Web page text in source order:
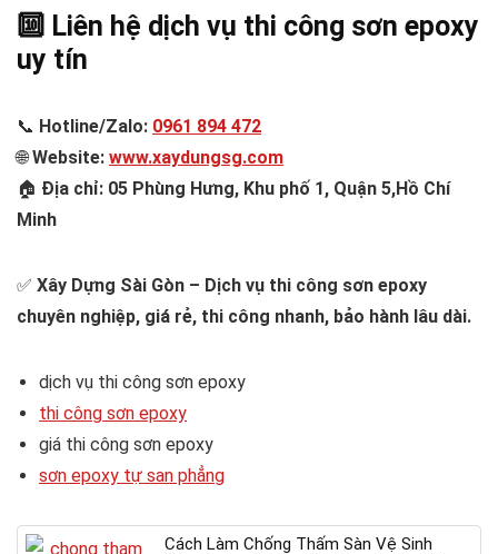
🔟 Liên hệ dịch vụ thi công sơn epoxy
uy tín
📞 Hotline/Zalo: 0961 894 472
🌐Website: www.xaydungsg.com
🏠 Địa chỉ: 05 Phùng Hưng, Khu phố 1, Quận 5,Hồ Chí
Minh
✅ Xây Dựng Sài Gòn – Dịch vụ thi công sơn epoxy
chuyên nghiệp, giá rẻ, thi công nhanh, bảo hành lâu dài.
dịch vụ thi công sơn epoxy
thi công sơn epoxy
giá thi công sơn epoxy
sơn epoxy tự san phẳng
Cách Làm Chống Thấm Sàn Vệ Sinh